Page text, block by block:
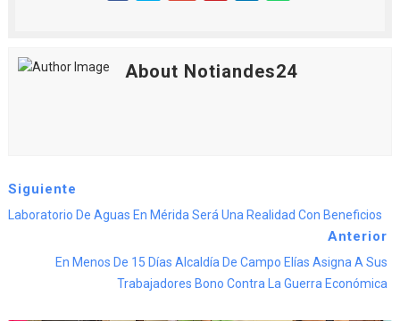
About Notiandes24
Siguiente
Laboratorio De Aguas En Mérida Será Una Realidad Con Beneficios
Anterior
En Menos De 15 Días Alcaldía De Campo Elías Asigna A Sus
Trabajadores Bono Contra La Guerra Económica